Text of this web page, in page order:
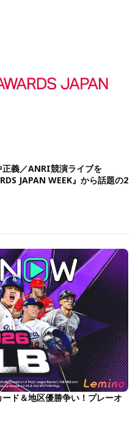
義／ANRI競演ライブを
JAPAN WEEK』から話題の2
ド＆地区優勝争い！プレーオ